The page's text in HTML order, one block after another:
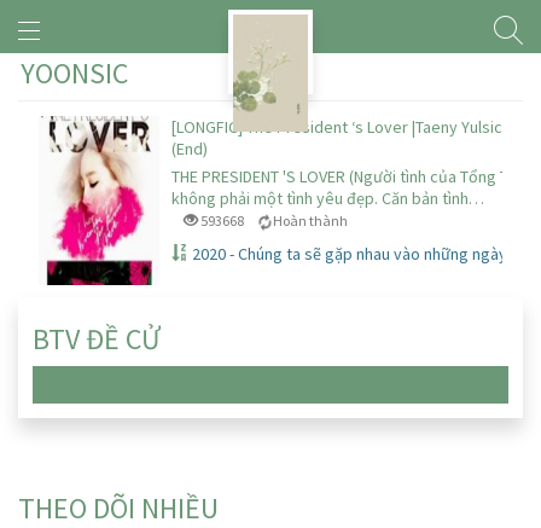
YOONSIC
[LONGFIC] The President ‘s Lover |Taeny Yulsic
(End)
THE PRESIDENT 'S LOVER (Người tình của Tổng
không phải một tình yêu đẹp. Căn bản tình…
593668 Hoàn thành
2020 - Chúng ta sẽ gặp nhau vào những ngày
BTV ĐỀ CỬ
THEO DÕI NHIỀU